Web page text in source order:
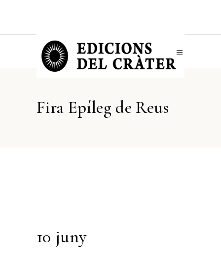
Fira Epíleg de Reus
10 juny